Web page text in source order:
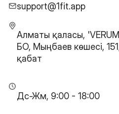
support@1fit.app
Алматы қаласы,
БО, Мыңбаев көшесі,
қабат
Дс-Жм, 9:00 - 18:00